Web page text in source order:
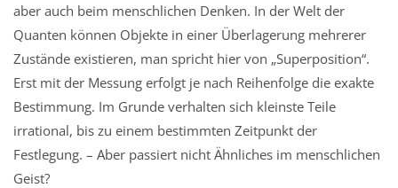
aber auch beim menschlichen Denken. In der Welt der
Quanten können Objekte in einer Überlagerung mehrerer
Zustände existieren, man spricht hier von „Superposition“.
Erst mit der Messung erfolgt je nach Reihenfolge die exakte
Bestimmung. Im Grunde verhalten sich kleinste Teile
irrational, bis zu einem bestimmten Zeitpunkt der
Festlegung. – Aber passiert nicht Ähnliches im menschlichen
Geist?